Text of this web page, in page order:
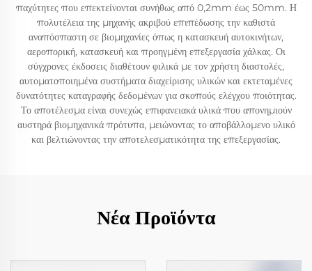
παχύτητες που επεκτείνονται συνήθως από 0,2mm έως 50mm. Η
πολυτέλεια της μηχανής ακριβού επιπέδωσης την καθιστά
αναπόσπαστη σε βιομηχανίες όπως η κατασκευή αυτοκινήτων,
αεροπορική, κατασκευή και προηγμένη επεξεργασία χάλκας. Οι
σύγχρονες έκδοσεις διαθέτουν φιλικά με τον χρήστη διαστολές,
αυτοματοποιημένα συστήματα διαχείρισης υλικών και εκτεταμένες
δυνατότητες καταγραφής δεδομένων για σκοπούς ελέγχου ποιότητας.
Το αποτέλεσμα είναι συνεχώς επιφανειακά υλικά που απονημιούν
αυστηρά βιομηχανικά πρότυπα, μειώνοντας το αποβάλλομενο υλικό
και βελτιώνοντας την αποτελεσματικότητα της επεξεργασίας.
Νέα Προϊόντα